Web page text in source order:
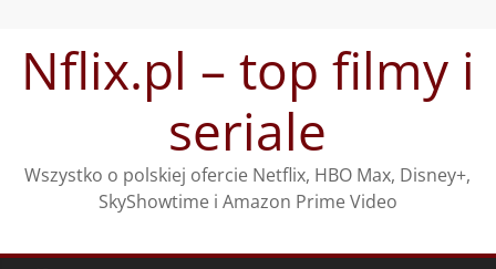
treściNflix.pl – top filmy i
seriale
Wszystko o polskiej ofercie Netflix, HBO Max, Disney+,
SkyShowtime i Amazon Prime Video